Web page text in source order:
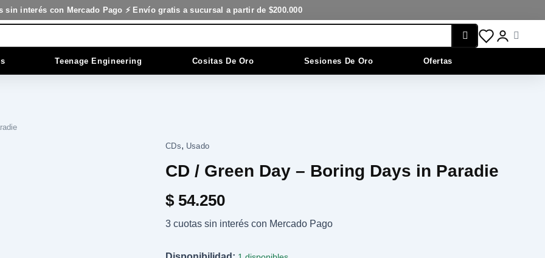
sin interés con Mercado Pago ⚡ Envío gratis a sucursal a partir de $200.000
Teenage Engineering Cositas De Oro Sesiones De Oro Ofertas
Cart
CDs, Usado
CD / Green Day – Boring Days in Paradie
$ 54.250
3 cuotas sin interés con Mercado Pago
CD
Green
-
Boring
Days
cantidad
Days